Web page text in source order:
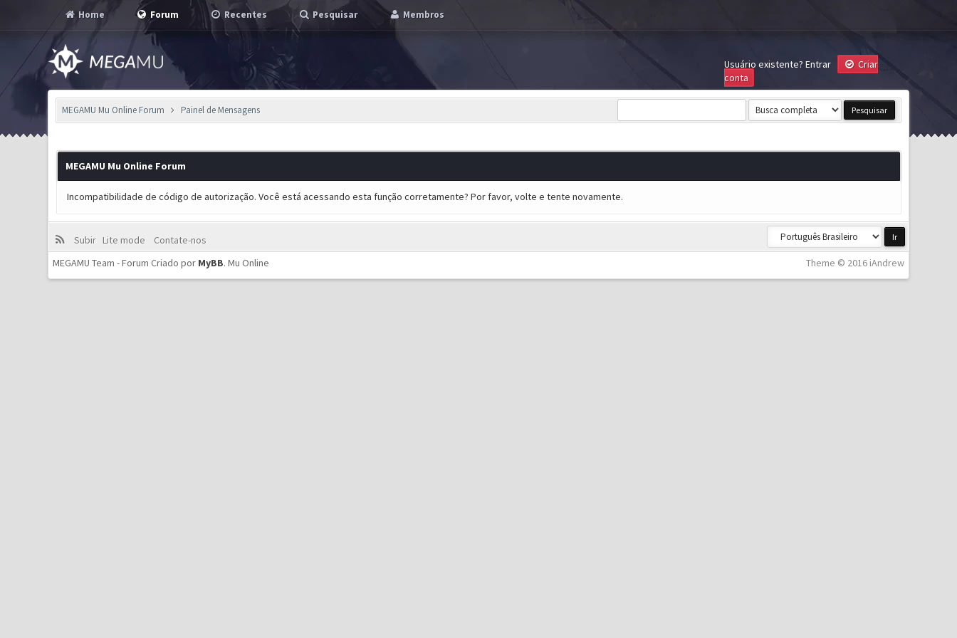
Home Forum Recentes Pesquisar Membros
Usuário existente? Entrar
Criar
conta
MEGAMU Mu Online Forum Painel de Mensagens
MEGAMU Mu Online Forum
Incompatibilidade de código de autorização. Você está acessando esta função corretamente? Por favor, volte e tente novamente.
Subir Lite mode
Contate-nos
Theme © 2016 iAndrew
MEGAMU Team - Forum Criado por MyBB.Mu Online